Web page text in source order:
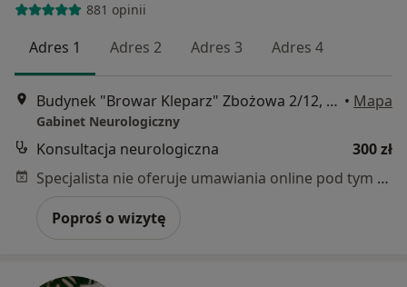
881 opinii
Adres 1 Adres 2 Adres 3 Adres 4
Budynek "Browar Kleparz" Zbożowa 2/12, Kraków • Mapa
Gabinet Neurologiczny
Konsultacja neurologiczna
300 zł
Specjalista nie oferuje umawiania online pod tym adresem.
Poproś o wizytę